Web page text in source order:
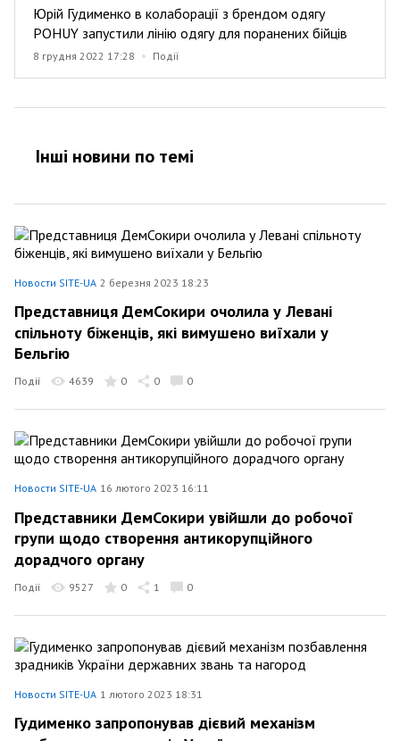
Юрій Гудименко в колаборації з брендом одягу
POHUY запустили лінію одягу для поранених бійців
8 грудня 2022 17:28 Події
Інші новини по темi
Новости SITE-UA 2 березня 2023 18:23
Представниця ДемСокири очолила у Левані
спільноту біженців, які вимушено виїхали у
Бельгію
Події 4639 0 0 0
Новости SITE-UA 16 лютого 2023 16:11
Представники ДемСокири увійшли до робочої
групи щодо створення антикорупційного
дорадчого органу
Події 9527 0 1 0
Новости SITE-UA 1 лютого 2023 18:31
Гудименко запропонував дієвий механізм